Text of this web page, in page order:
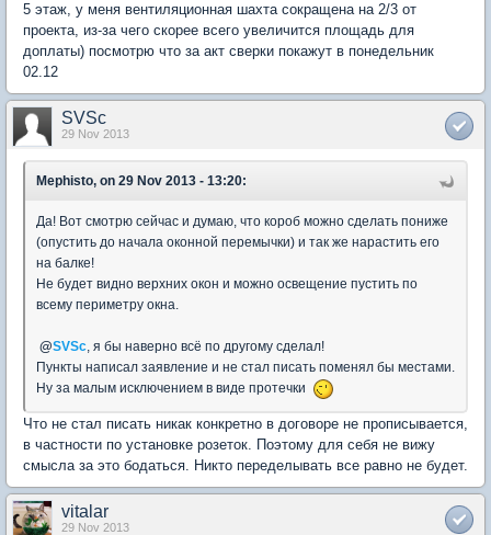
5 этаж, у меня вентиляционная шахта сокращена на 2/3 от
проекта, из-за чего скорее всего увеличится площадь для
доплаты) посмотрю что за акт сверки покажут в понедельник
02.12
SVSc
29 Nov 2013
Mephisto, on 29 Nov 2013 - 13:20:
Да! Вот смотрю сейчас и думаю, что короб можно сделать пониже
(опустить до начала оконной перемычки) и так же нарастить его
на балке!
Не будет видно верхних окон и можно освещение пустить по
всему периметру окна.
@SVSc, я бы наверно всё по другому сделал!
Пункты написал заявление и не стал писать поменял бы местами.
Ну за малым исключением в виде протечки
Что не стал писать никак конкретно в договоре не прописывается,
в частности по установке розеток. Поэтому для себя не вижу
смысла за это бодаться. Никто переделывать все равно не будет.
vitalar
29 Nov 2013